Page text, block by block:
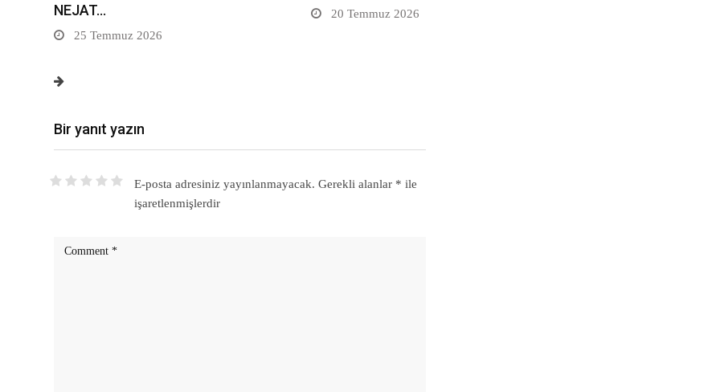
NEJAT…
25 Temmuz 2026
20 Temmuz 2026
Bir yanıt yazın
E-posta adresiniz yayınlanmayacak. Gerekli alanlar * ile
işaretlenmişlerdir